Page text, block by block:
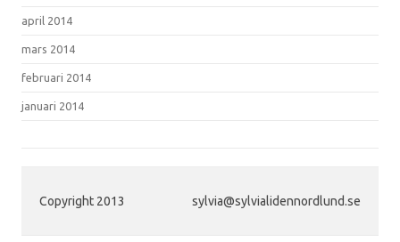
april 2014
mars 2014
februari 2014
januari 2014
Copyright 2013 sylvia@sylvialidennordlund.se